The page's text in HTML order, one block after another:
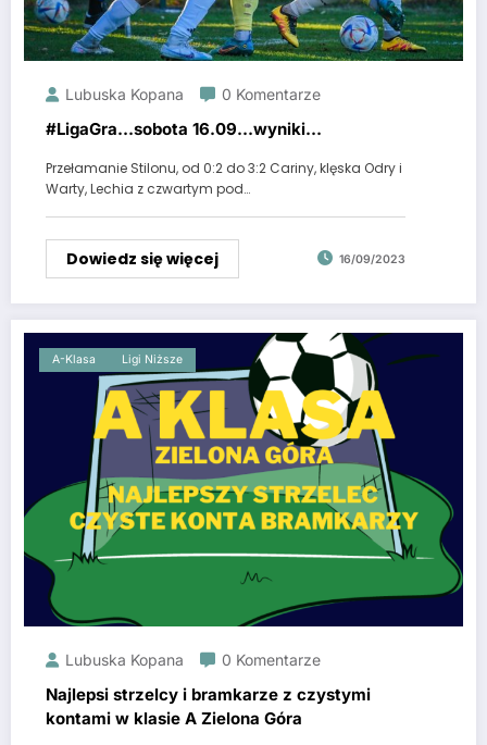
Lubuska Kopana 0 Komentarze
#LigaGra…sobota 16.09…wyniki…
Przełamanie Stilonu, od 0:2 do 3:2 Cariny, klęska Odry i
Warty, Lechia z czwartym pod…
Dowiedz się więcej 16/09/2023
A-Klasa Ligi Niższe
Lubuska Kopana 0 Komentarze
Najlepsi strzelcy i bramkarze z czystymi
kontami w klasie A Zielona Góra